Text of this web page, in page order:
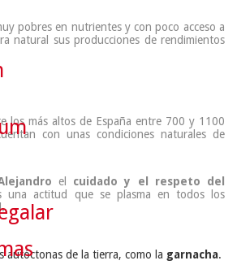
pobres en nutrientes y con poco acceso a
natural sus producciones de rendimientos
los más altos de España entre 700 y 1100
con unas condiciones naturales de
el cuidado y el respeto del
actitud que se plasma en todos los
autóctonas de la tierra, como la garnacha.